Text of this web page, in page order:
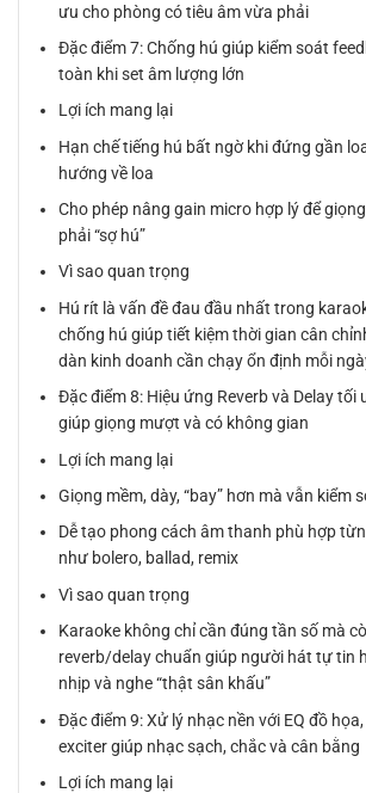
ưu cho phòng có tiêu âm vừa phải
Đặc điểm 7: Chống hú giúp kiểm soát
toàn khi set âm lượng lớn
Lợi ích mang lại
Hạn chế tiếng hú bất ngờ khi đứng gần
hướng về loa
Cho phép nâng gain micro hợp lý để
phải “sợ hú”
Vì sao quan trọng
Hú rít là vấn đề đau đầu nhất trong
chống hú giúp tiết kiệm thời gian cân
dàn kinh doanh cần chạy ổn định mỗi
Đặc điểm 8: Hiệu ứng Reverb và Delay tối
giúp giọng mượt và có không gian
Lợi ích mang lại
Giọng mềm, dày, “bay” hơn mà vẫn kiểm
Dễ tạo phong cách âm thanh phù hợp
như bolero, ballad, remix
Vì sao quan trọng
Karaoke không chỉ cần đúng tần số mà
reverb/delay chuẩn giúp người hát tự tin
nhịp và nghe “thật sân khấu”
Đặc điểm 9: Xử lý nhạc nền với EQ đồ họa,
exciter giúp nhạc sạch, chắc và cân bằng
Lợi ích mang lại